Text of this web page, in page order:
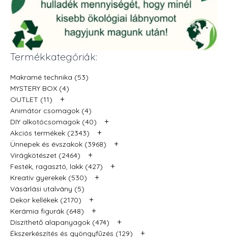
Termékkategóriák:
Makramé technika (53)
MYSTERY BOX (4)
OUTLET (11)
+
Animátor csomagok (4)
DIY alkotócsomagok (40)
+
Akciós termékek (2343) +
Ünnepek és évszakok (3968) +
Virágkötészet (2464) +
Festék, ragasztó, lakk (427) +
Kreatív gyerekek (530) +
Vásárlási utalvány (5)
Dekor kellékek (2170)
+
Kerámia figurák (648) +
Díszíthető alapanyagok (474) +
Ékszerkészítés és gyöngyfűzés (129) +